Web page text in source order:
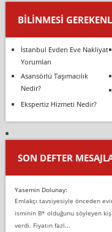
BILINMESI
İstanbul Evden Eve Nakliyat
Yorumları
Asansörlü Taşımacılık
Nedir?
Ekspertiz Hizmeti Nedir?
SON DEFTER
Yasemin Dolunay:
Emlakçı tavsiyesiyle önceden
isminin B* olduğunu söyleyen
verdi. Fiyatın fazl...